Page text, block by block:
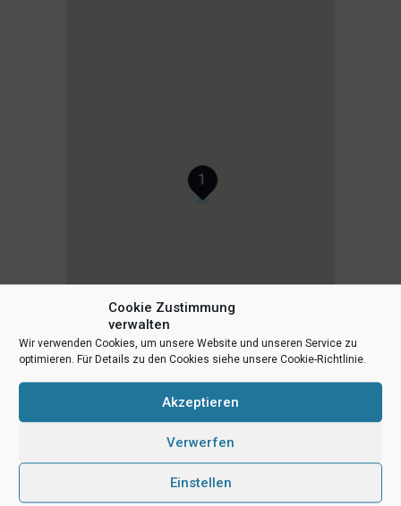
Cookie Zustimmung
verwalten
Wir verwenden Cookies, um unsere Website und unseren Service zu
optimieren. Für Details zu den Cookies siehe unsere Cookie-Richtlinie.
Akzeptieren
Verwerfen
Einstellen
1